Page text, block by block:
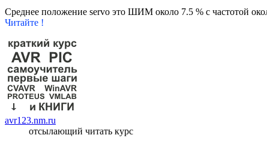
Среднее положение servo это ШИМ около 7.5 % с частотой
Читайте !
avr123.nm.ru
отсылающий читать курс